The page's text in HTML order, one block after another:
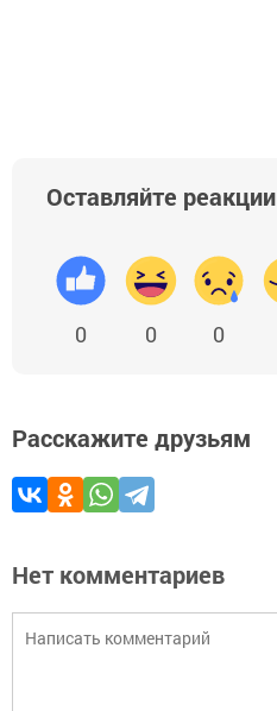
Оставляйте реакции
0 0 0
Расскажите друзьям
Нет комментариев